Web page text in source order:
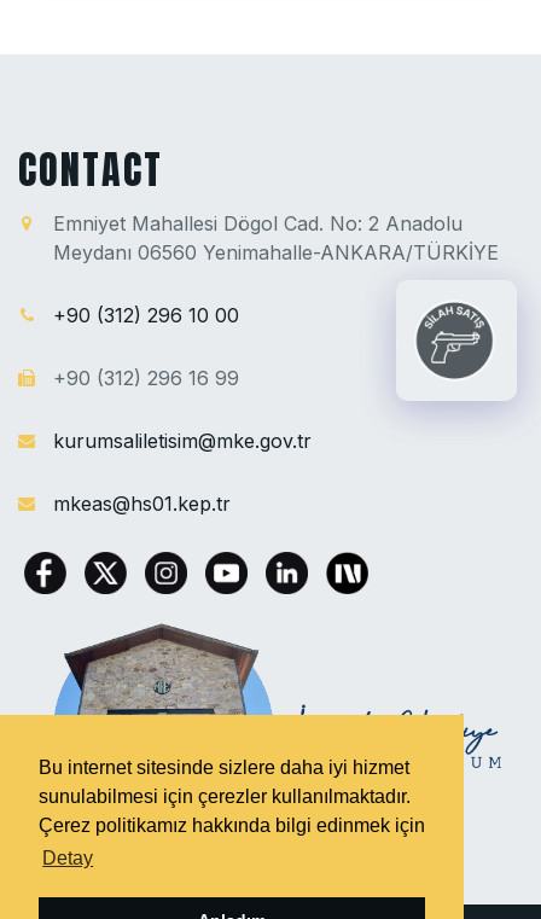
Bu internet sitesinde sizlere daha iyi hizmet
sunulabilmesi için çerezler kullanılmaktadır.
Çerez politikamız hakkında bilgi edinmek için
Detay
CONTACT
Emniyet Mahallesi Dögol Cad. No: 2 Anadolu
Meydanı 06560 Yenimahalle-ANKARA/TÜRKİYE
+90 (312) 296 10 00
+90 (312) 296 16 99
kurumsaliletisim@mke.gov.tr
mkeas@hs01.kep.tr